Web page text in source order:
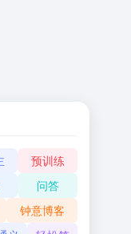
预训练
问答
钟意博客